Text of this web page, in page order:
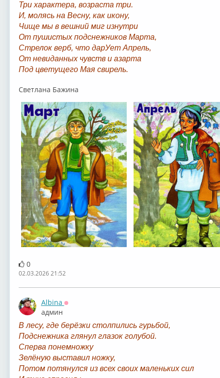
Три характера, возраста три.
И, молясь на Весну, как икону,
Чище мы в вешний миг изнутри
От пушистых подснежников Марта,
Стрелок верб, что дарУет Апрель,
От невиданных чувств и азарта
Под цветущего Мая свирель.
Светлана Бажина
0
02.03.2026 21:52
Albina
Оффлайн
админ
В лесу, где берёзки столпились гурьбой,
Подснежника глянул глазок голубой.
Сперва понемножку
Зелёную выставил ножку,
Потом потянулся из всех своих маленьких сил